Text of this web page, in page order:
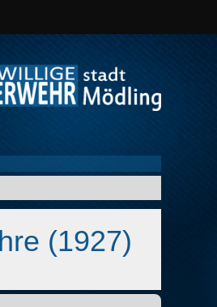
(1927)